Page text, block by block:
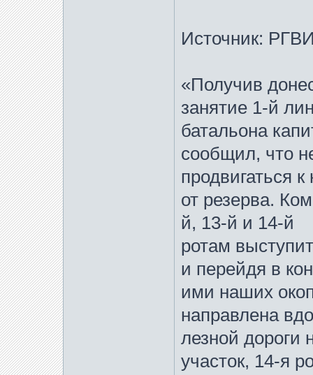
Источник:
«Получив
занятие 1-й
батальона
сообщил, что
продвигаться
от резерва.
й, 13-й и 14-й
ротам
и перейдя в
ими наших
направлена
лезной дороги
участок, 14-я